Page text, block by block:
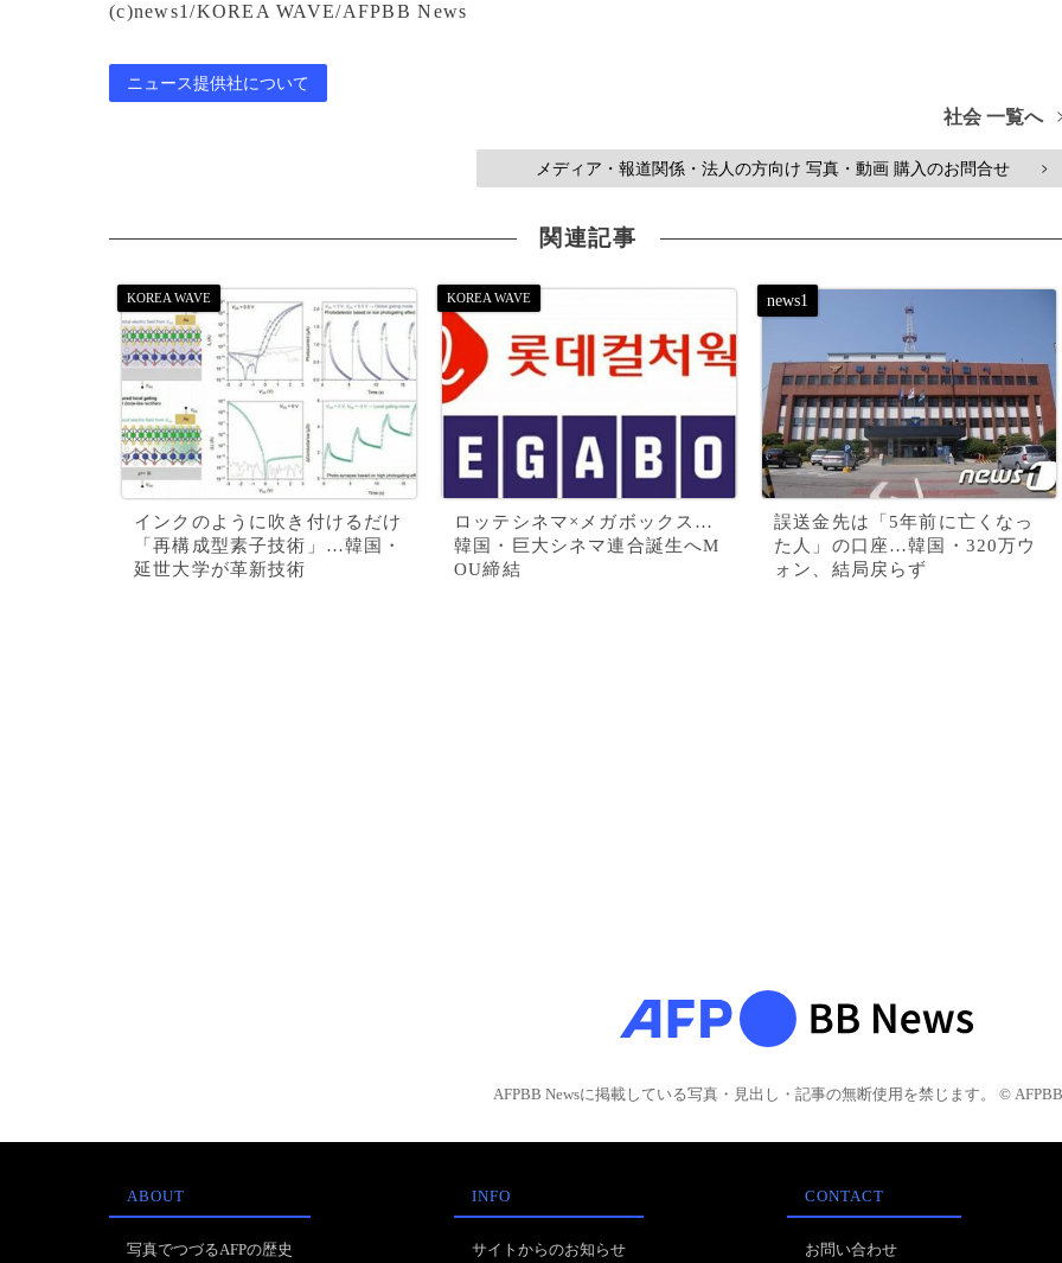
(c)news1/KOREA WAVE/AFPBB News
ニュース提供社について
社会 一覧へ
メディア・報道関係・法人の方向け 写真・動画 購入のお問合せ >
関連記事
インクのように吹き付けるだけ
「再構成型素子技術」…韓国・
延世大学が革新技術
ロッテシネマ×メガボックス…
韓国・巨大シネマ連合誕生へM
OU締結
誤送金先は「5年前に亡くなっ
た人」の口座…韓国・320万ウ
ォン、結局戻らず
AFPBB Newsに掲載している写真・見出し・記事の無断使用を禁じます。 © AFPBB
ABOUT
写真でつづるAFPの歴史
INFO
サイトからのお知らせ
CONTACT
お問い合わせ